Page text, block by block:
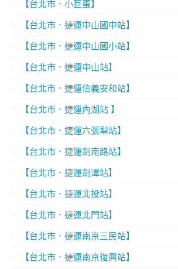
【台北市．小巨蛋】
【台北市．捷運中山國中站】
【台北市．捷運中山國小站】
【台北市．捷運中山站】
【台北市．捷運信義安和站】
【台北市．捷運內湖站 】
【台北市．捷運六張犁站】
【台北市．捷運劍南路站】
【台北市．捷運劍潭站】
【台北市．捷運北投站】
【台北市．捷運北門站】
【台北市．捷運南京三民站】
【台北市．捷運南京復興站】